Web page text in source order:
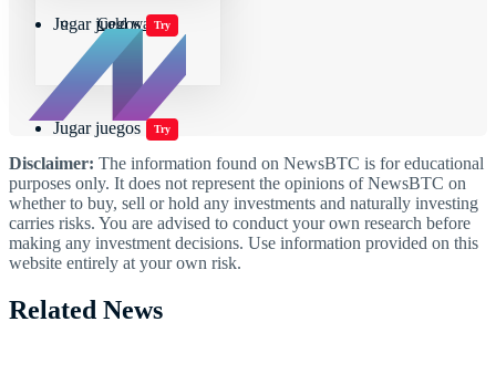
Jugar juegos Try
Cold wallet
Jugar juegos Try
Disclaimer: The information found on NewsBTC is for educational
purposes only. It does not represent the opinions of NewsBTC on
whether to buy, sell or hold any investments and naturally investing
carries risks. You are advised to conduct your own research before
making any investment decisions. Use information provided on this
website entirely at your own risk.
Related News